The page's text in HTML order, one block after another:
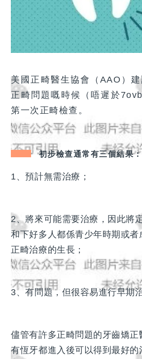
美國正畸醫生協會（AAO）建
正畸問題嘅時候（唔遲於
第一次正畸檢查。
初步檢查通常有三個結果：
1、預計無需治療；
2、將來可能需要治療，因此將
和下好多人都係青少年時期或者
正畸治療的生長；
3、有問題，但很容易進行早期治
儘管有許多正畸問題的牙齒矯正
有恆牙都進入後可以得到最好的